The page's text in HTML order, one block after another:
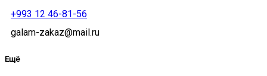
+993 12 46-81-56
galam-zakaz@mail.ru
Ещё